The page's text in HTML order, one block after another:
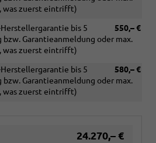
was zuerst eintrifft)
550,– €
bis 5
bzw. Garantieanmeldung oder max.
was zuerst eintrifft)
580,– €
bis 5
bzw. Garantieanmeldung oder max.
was zuerst eintrifft)
24.270,– €